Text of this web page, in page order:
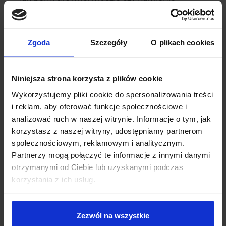
Zgoda Szczegóły O plikach cookies
Niniejsza strona korzysta z plików cookie
Wykorzystujemy pliki cookie do spersonalizowania treści
i reklam, aby oferować funkcje społecznościowe i
analizować ruch w naszej witrynie. Informacje o tym, jak
korzystasz z naszej witryny, udostępniamy partnerom
społecznościowym, reklamowym i analitycznym.
Partnerzy mogą połączyć te informacje z innymi danymi
otrzymanymi od Ciebie lub uzyskanymi podczas
korzystania z ich usług.
Zezwól na wszystkie
szlachetne, wymaga szczególnej troski, aby
zachowała swój blask i trwałość na lata. Przede
perfumami, lakierem do włosów czy
detergentami, które mogą uszkodzić
ogromne znaczenie: biżuterię najlepiej
trzymać w oddzielnych, miękkich woreczkach
lub pudełkach, co zapobiega zarysowaniom i
splątywaniu się elementów. Regularne,
delikatne czyszczenie wilgotną, miękką
ściereczką pozwala zachować świeżość
naturalnych materiałów, bez użycia
agresywnych środków czyszczących. W
przypadku pereł i drewna szczególnie istotna
skrajnymi temperaturami, które mogą
powodować pęknięcia lub matowienie